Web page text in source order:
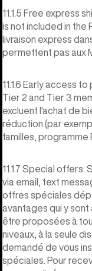
11.1.5 Free express
is not included in the
livraison express
permettent pas aux
11.1.6 Early access
Tier 2 and Tier 3
excluent l'achat de
réduction (par
familles, programme
11.1.7 Special
via email, text
offres spéciales
avantages qui y
être proposées à
niveaux, à la seule
demandé de vous
spéciales. Pour